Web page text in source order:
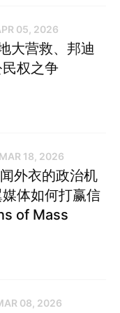
05, 2026
大营救、邦迪
权之争
MAR 18, 2026
外衣的政治机
体如何打赢信
of Mass
08, 2026